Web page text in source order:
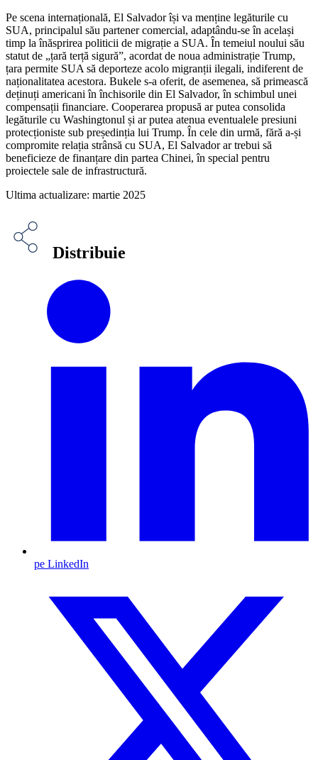
Pe scena internațională, El Salvador își va menține legăturile cu
SUA, principalul său partener comercial, adaptându-se în același
timp la înăsprirea politicii de migrație a SUA. În temeiul noului său
statut de „țară terță sigură”, acordat de noua administrație Trump,
țara permite SUA să deporteze acolo migranții ilegali, indiferent de
naționalitatea acestora. Bukele s-a oferit, de asemenea, să primească
deținuți americani în închisorile din El Salvador, în schimbul unei
compensații financiare. Cooperarea propusă ar putea consolida
legăturile cu Washingtonul și ar putea atenua eventualele presiuni
protecționiste sub președinția lui Trump. În cele din urmă, fără a-și
compromite relația strânsă cu SUA, El Salvador ar trebui să
beneficieze de finanțare din partea Chinei, în special pentru
proiectele sale de infrastructură.
Ultima actualizare: martie 2025
Distribuie
pe LinkedIn